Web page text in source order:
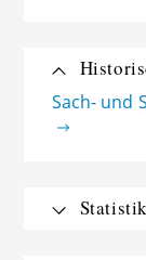
Sach- und